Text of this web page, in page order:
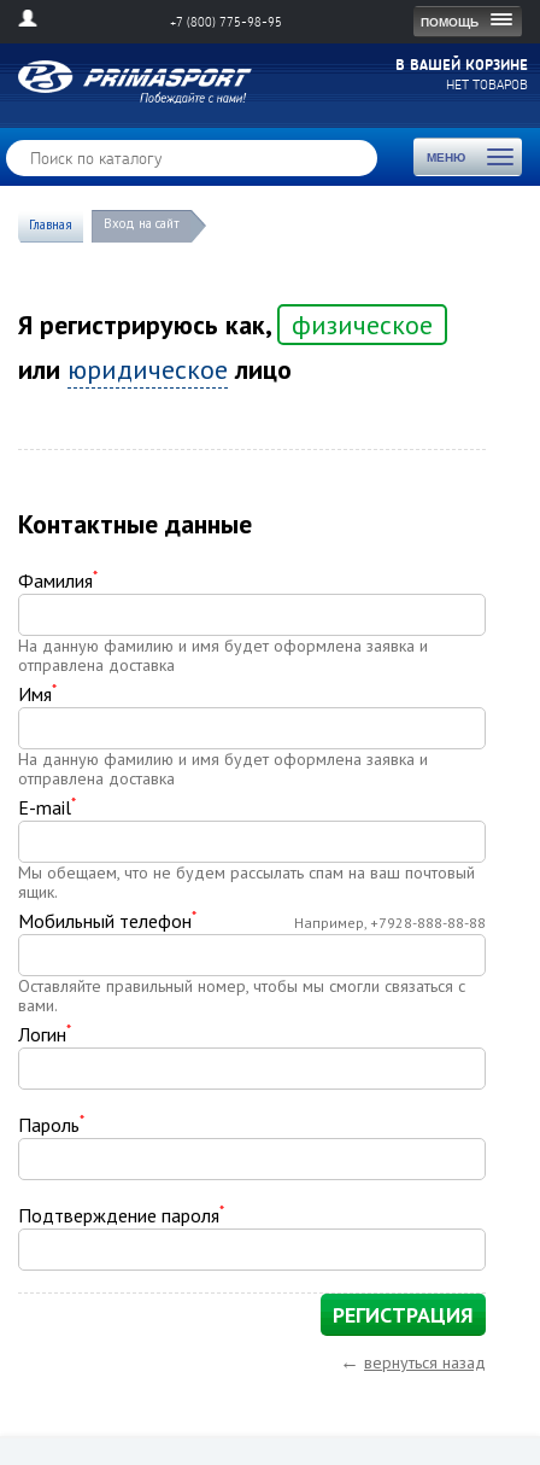
ПОМОЩЬ
+7 (800) 775-98-95
В ВАШЕЙ КОРЗИНЕ
НЕТ ТОВАРОВ
МЕНЮ
Toggle
Главная Вход на сайт
Я регистрируюсь как,
физическое
или юридическое лицо
Контактные данные
Фамилия*
На данную фамилию и имя будет оформлена заявка и
отправлена доставка
Имя*
На данную фамилию и имя будет оформлена заявка и
отправлена доставка
E-mail*
Мы обещаем, что не будем рассылать спам на ваш почтовый
ящик.
Мобильный телефон*
Оставляйте правильный номер, чтобы мы смогли связаться с
вами.
Например, +7928-888-88-88
Логин*
Пароль*
Подтверждение пароля*
← вернуться назад